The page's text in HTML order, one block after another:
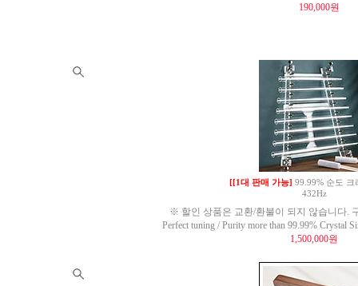
190,000원
[[1대 판매 가능] 99.99% 순도 크
432Hz
※ 할인 상품은 교환/환불이 되지 않습니다.
Perfect tuning / Purity more than 99.99% Crystal
1,500,000원